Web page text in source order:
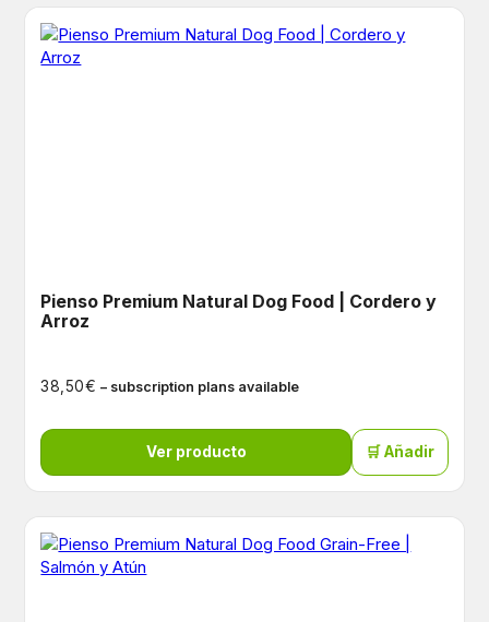
Pienso Premium Natural Dog Food | Cordero y
Arroz
38,50€ – subscription plans available
Ver producto 🛒 Añadir